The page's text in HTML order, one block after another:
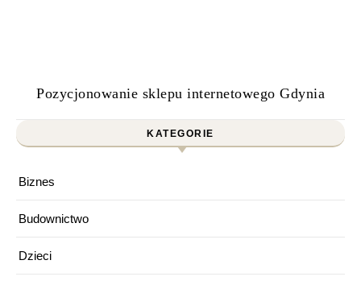
Pozycjonowanie sklepu internetowego Gdynia
KATEGORIE
Biznes
Budownictwo
Dzieci